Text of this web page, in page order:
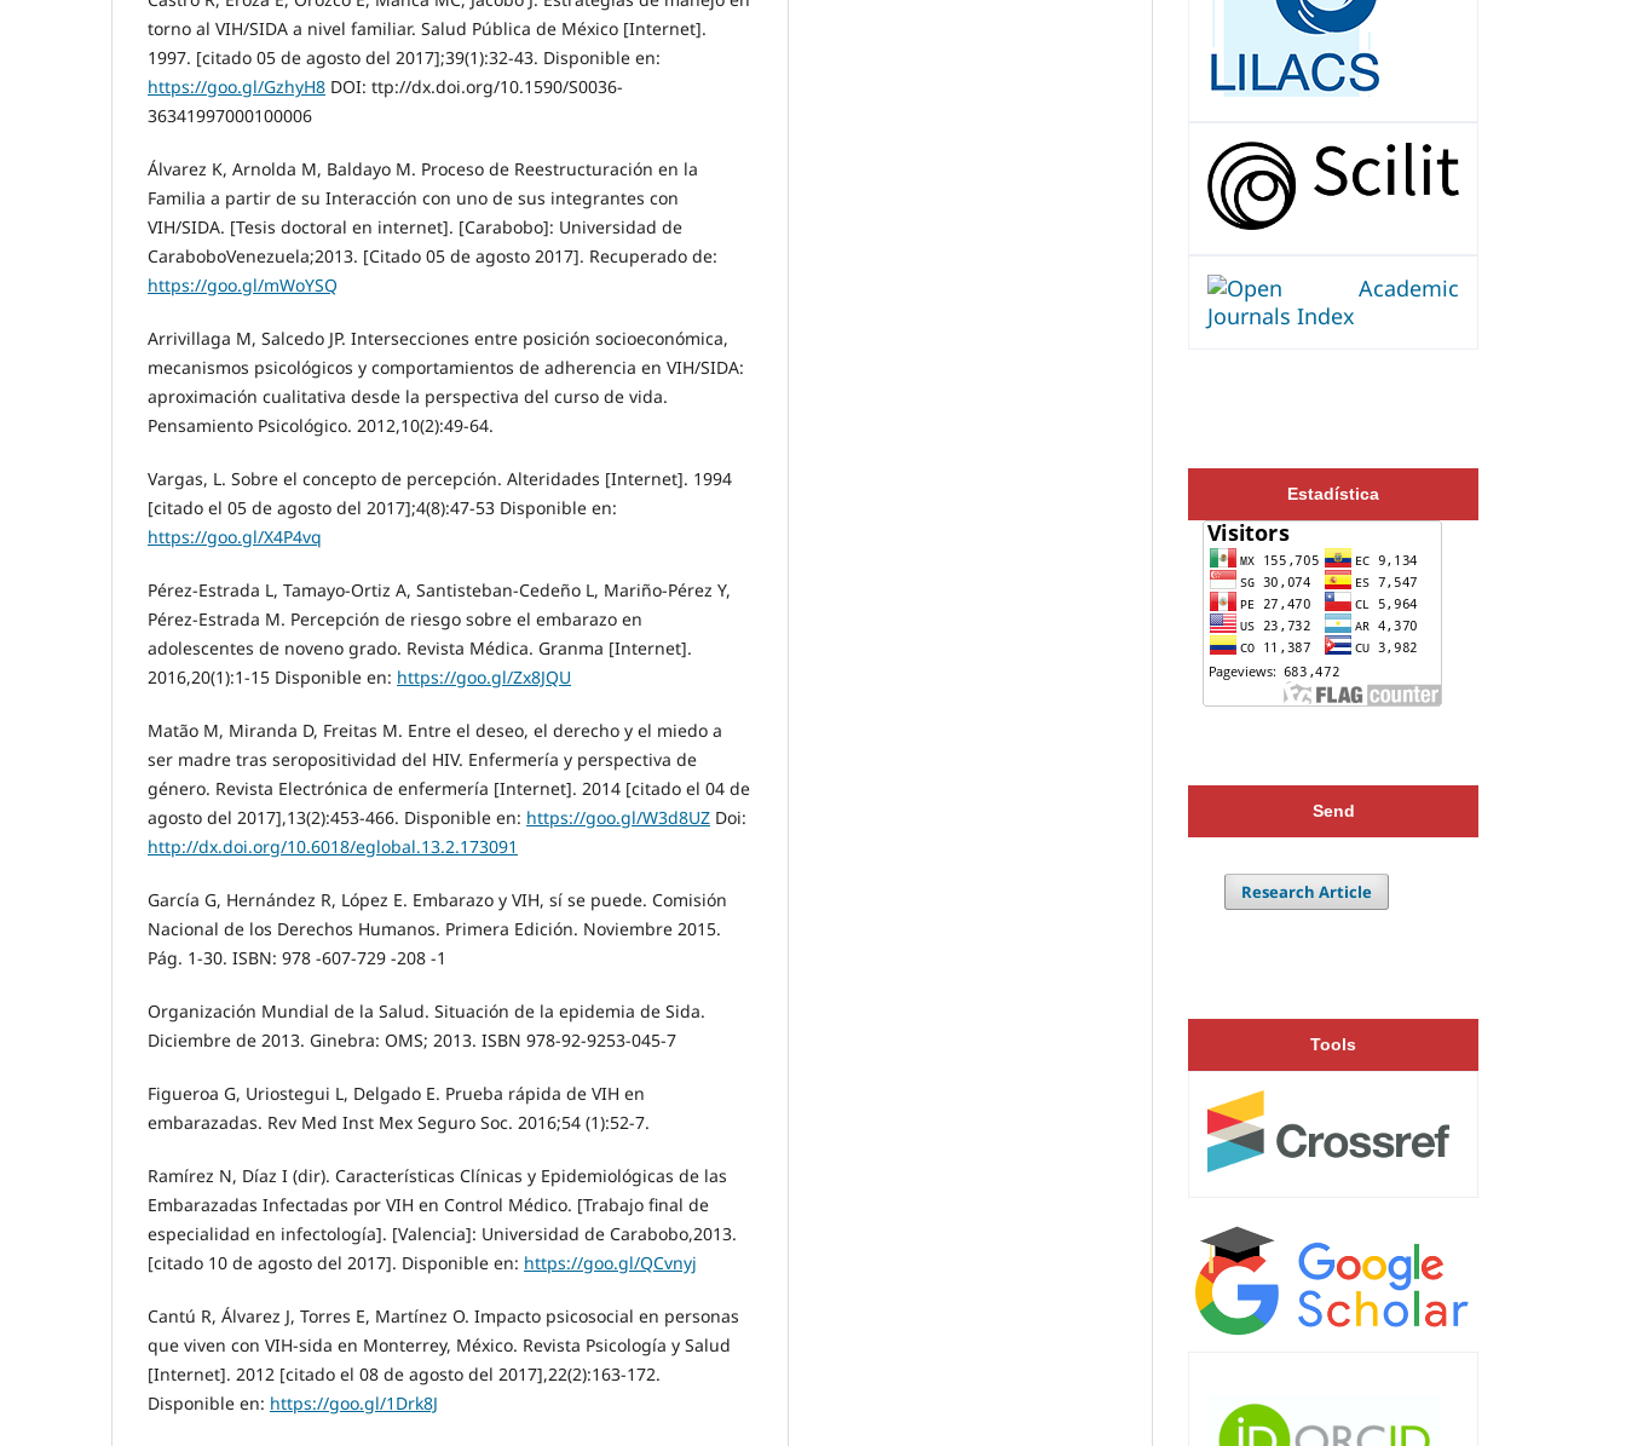
torno al VIH/SIDA a nivel familiar. Salud Pública de México [Internet].
1997. [citado 05 de agosto del 2017];39(1):32-43. Disponible en:
https://goo.gl/GzhyH8 DOI: ttp://dx.doi.org/10.1590/S0036-
36341997000100006
Álvarez K, Arnolda M, Baldayo M. Proceso de Reestructuración en la
Familia a partir de su Interacción con uno de sus integrantes con
VIH/SIDA. [Tesis doctoral en internet]. [Carabobo]: Universidad de
CaraboboVenezuela;2013. [Citado 05 de agosto 2017]. Recuperado de:
https://goo.gl/mWoYSQ
Arrivillaga M, Salcedo JP. Intersecciones entre posición socioeconómica,
mecanismos psicológicos y comportamientos de adherencia en VIH/SIDA:
aproximación cualitativa desde la perspectiva del curso de vida.
Pensamiento Psicológico. 2012,10(2):49-64.
Vargas, L. Sobre el concepto de percepción. Alteridades [Internet]. 1994
[citado el 05 de agosto del 2017];4(8):47-53 Disponible en:
https://goo.gl/X4P4vq
Pérez-Estrada L, Tamayo-Ortiz A, Santisteban-Cedeño L, Mariño-Pérez Y,
Pérez-Estrada M. Percepción de riesgo sobre el embarazo en
adolescentes de noveno grado. Revista Médica. Granma [Internet].
2016,20(1):1-15 Disponible en: https://goo.gl/Zx8JQU
Matão M, Miranda D, Freitas M. Entre el deseo, el derecho y el miedo a
ser madre tras seropositividad del HIV. Enfermería y perspectiva de
género. Revista Electrónica de enfermería [Internet]. 2014 [citado el 04 de
agosto del 2017],13(2):453-466. Disponible en: https://goo.gl/W3d8UZ Doi:
http://dx.doi.org/10.6018/eglobal.13.2.173091
García G, Hernández R, López E. Embarazo y VIH, sí se puede. Comisión
Nacional de los Derechos Humanos. Primera Edición. Noviembre 2015.
Pág. 1-30. ISBN: 978 -607-729 -208 -1
Organización Mundial de la Salud. Situación de la epidemia de Sida.
Diciembre de 2013. Ginebra: OMS; 2013. ISBN 978-92-9253-045-7
Figueroa G, Uriostegui L, Delgado E. Prueba rápida de VIH en
embarazadas. Rev Med Inst Mex Seguro Soc. 2016;54 (1):52-7.
Ramírez N, Díaz I (dir). Características Clínicas y Epidemiológicas de las
Embarazadas Infectadas por VIH en Control Médico. [Trabajo final de
especialidad en infectología]. [Valencia]: Universidad de Carabobo,2013.
[citado 10 de agosto del 2017]. Disponible en: https://goo.gl/QCvnyj
Cantú R, Álvarez J, Torres E, Martínez O. Impacto psicosocial en personas
que viven con VIH-sida en Monterrey, México. Revista Psicología y Salud
[Internet]. 2012 [citado el 08 de agosto del 2017],22(2):163-172.
Disponible en: https://goo.gl/1Drk8J
Estadística
Send
Research Article
Tools